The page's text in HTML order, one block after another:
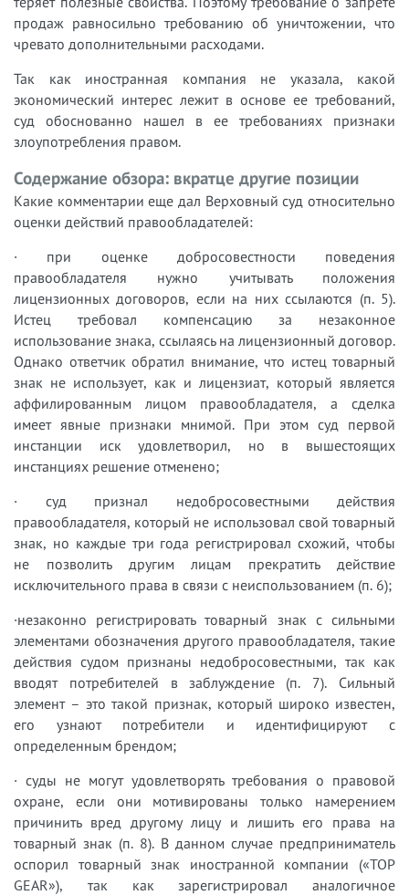
продаж равносильно требованию об уничтожении, что
чревато дополнительными расходами.
Так как иностранная компания не указала, какой
экономический интерес лежит в основе ее требований,
суд обоснованно нашел в ее требованиях признаки
злоупотребления правом.
Содержание обзора: вкратце другие позиции
Какие комментарии еще дал Верховный суд относительно
оценки действий правообладателей:
· при оценке добросовестности поведения
правообладателя нужно учитывать положения
лицензионных договоров, если на них ссылаются (п. 5).
Истец требовал компенсацию за незаконное
использование знака, ссылаясь на лицензионный договор.
Однако ответчик обратил внимание, что истец товарный
знак не использует, как и лицензиат, который является
аффилированным лицом правообладателя, а сделка
имеет явные признаки мнимой. При этом суд первой
инстанции иск удовлетворил, но в вышестоящих
инстанциях решение отменено;
· суд признал недобросовестными действия
правообладателя, который не использовал свой товарный
знак, но каждые три года регистрировал схожий, чтобы
не позволить другим лицам прекратить действие
исключительного права в связи с неиспользованием (п. 6);
·незаконно регистрировать товарный знак с сильными
элементами обозначения другого правообладателя, такие
действия судом признаны недобросовестными, так как
вводят потребителей в заблуждение (п. 7). Сильный
элемент – это такой признак, который широко известен,
его узнают потребители и идентифицируют с
определенным брендом;
· суды не могут удовлетворять требования о правовой
охране, если они мотивированы только намерением
причинить вред другому лицу и лишить его права на
товарный знак (п. 8). В данном случае предприниматель
оспорил товарный знак иностранной компании («TOP
GEAR»), так как зарегистрировал аналогичное